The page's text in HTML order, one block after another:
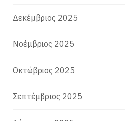
Δεκέμβριος 2025
Νοέμβριος 2025
Οκτώβριος 2025
Σεπτέμβριος 2025